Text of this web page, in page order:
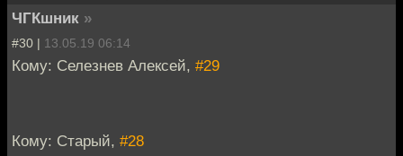
ЧГКшник »
#30 | 13.05.19 06:14
Кому: Селезнев Алексей, #29
Кому: Старый, #28